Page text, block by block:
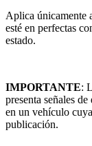
Aplica únicamente
esté en perfectas
estado.
IMPORTANTE:
presenta señales
en un vehículo
publicación.